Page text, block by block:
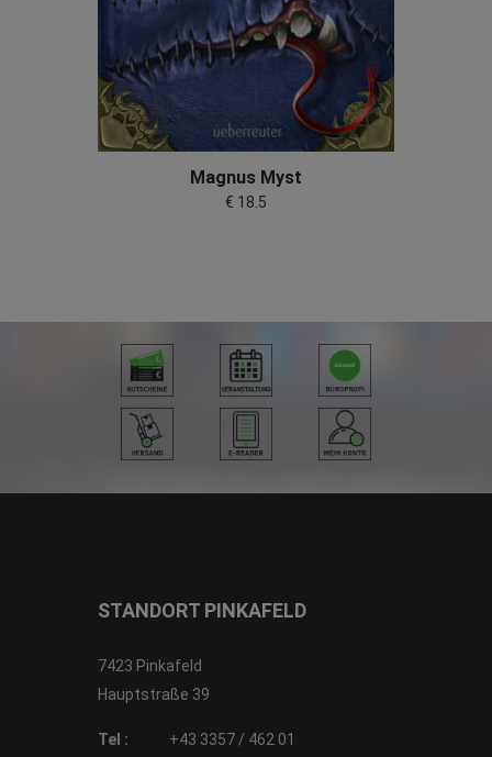
Magnus Myst
€ 18.5
STANDORT PINKAFELD
7423 Pinkafeld
Hauptstraße 39
Tel : +43 3357 / 462 01